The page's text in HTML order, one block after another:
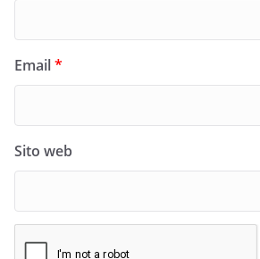
Email*
Sito web